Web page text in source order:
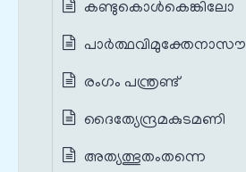
കണ്ടുകൊള്‍കെങ്കിലോ
പാർത്ഥവിമുക്തേനാസൗ
രംഗം പന്ത്രണ്ട്‌
ദൈത്യേന്ദ്രമകുടമണി
അത്യത്ഭുതംതന്നെ